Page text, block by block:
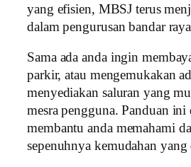
yang efisien, MBSJ terus
dalam pengurusan bandar
Sama ada anda ingin
parkir, atau mengemukakan
menyediakan saluran yang
mesra pengguna. Panduan ini
membantu anda memahami
sepenuhnya kemudahan yang